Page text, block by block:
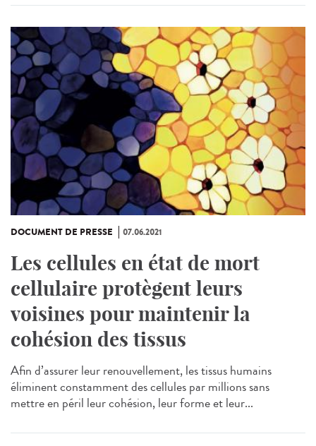
DOCUMENT DE PRESSE 07.06.2021
Les cellules en état de mort
cellulaire protègent leurs
voisines pour maintenir la
cohésion des tissus
Afin d’assurer leur renouvellement, les tissus humains
éliminent constamment des cellules par millions sans
mettre en péril leur cohésion, leur forme et leur...